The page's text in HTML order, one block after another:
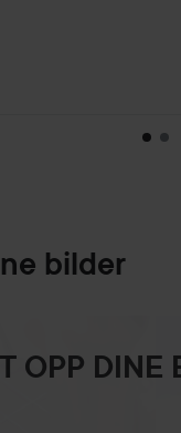
bilder
OPP DINE